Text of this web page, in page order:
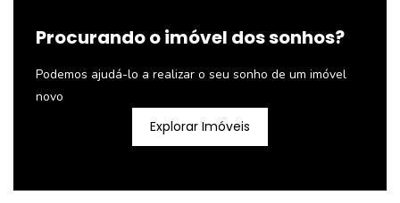
Procurando o imóvel dos sonhos?
Podemos ajudá-lo a realizar o seu sonho de um imóvel
novo
Explorar Imóveis